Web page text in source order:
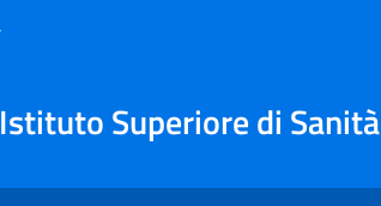
Istituto Superiore di Sanità